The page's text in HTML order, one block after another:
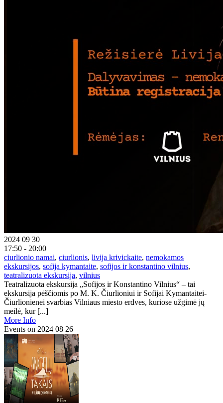
2024 09 30
17:50 - 20:00
ciurlionio namai, ciurlionis, livija krivickaite, nemokamos
ekskursijos, sofija kymantaite, sofijos ir konstantino vilnius,
teatralizuota ekskursija, vilnius
Teatralizuota ekskursija „Sofijos ir Konstantino Vilnius“ – tai
ekskursija pėščiomis po M. K. Čiurlioniui ir Sofijai Kymantaitei-
Čiurlionienei svarbias Vilniaus miesto erdves, kuriose užgimė jų
meilė, kur [...]
More Info
Events on 2024 08 26